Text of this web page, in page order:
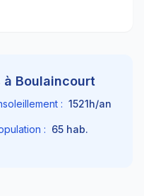
à Boulaincourt
: 1521h/an
: 65 hab.